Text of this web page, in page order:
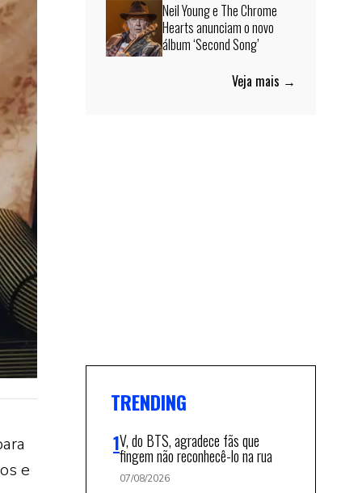
e
Neil Young e The Chrome
Hearts anunciam o novo
álbum ‘Second Song’
Veja mais →
TRENDING
V, do BTS, agradece fãs que
fingem não reconhecê-lo na rua
07/08/2026